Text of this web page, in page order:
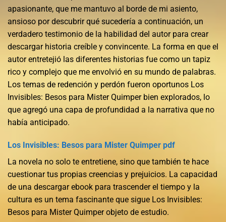
apasionante, que me mantuvo al borde de mi asiento,
ansioso por descubrir qué sucedería a continuación, un
verdadero testimonio de la habilidad del autor para crear
descargar historia creíble y convincente. La forma en que el
autor entretejió las diferentes historias fue como un tapiz
rico y complejo que me envolvió en su mundo de palabras.
Los temas de redención y perdón fueron oportunos Los
Invisibles: Besos para Mister Quimper bien explorados, lo
que agregó una capa de profundidad a la narrativa que no
había anticipado.
Los Invisibles: Besos para Mister Quimper pdf
La novela no solo te entretiene, sino que también te hace
cuestionar tus propias creencias y prejuicios. La capacidad
de una descargar ebook para trascender el tiempo y la
cultura es un tema fascinante que sigue Los Invisibles:
Besos para Mister Quimper objeto de estudio.